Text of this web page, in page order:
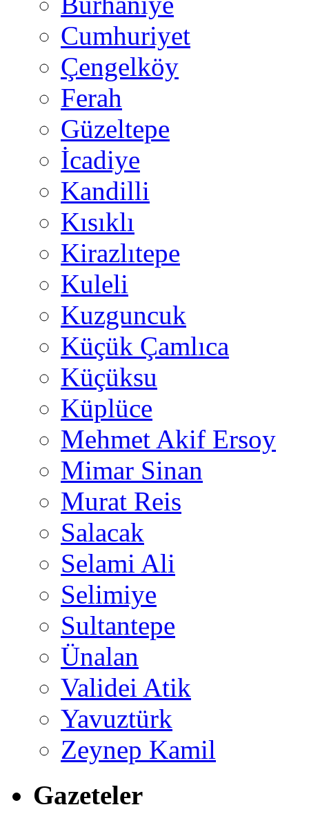
Cumhuriyet
Çengelköy
Ferah
Güzeltepe
İcadiye
Kandilli
Kısıklı
Kirazlıtepe
Kuleli
Kuzguncuk
Küçük Çamlıca
Küçüksu
Küplüce
Mehmet Akif Ersoy
Mimar Sinan
Murat Reis
Salacak
Selami Ali
Selimiye
Sultantepe
Ünalan
Validei Atik
Yavuztürk
Zeynep Kamil
Gazeteler